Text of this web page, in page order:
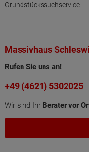
Grundstückssuchservice
Massivhaus
Rufen Sie uns an!
+49 (4621) 5302025
Wir sind Ihr Berater vor